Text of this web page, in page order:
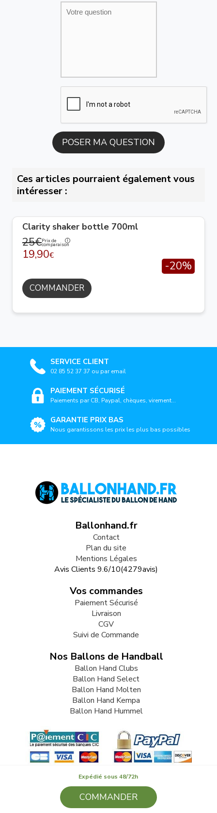
Expédié sous 48/72h
COMMANDER
Ces articles pourraient également vous
intéresser :
Clarity shaker bottle 700ml
25€Prix de
comparaison
19,90€
-20%
COMMANDER
SERVICE CLIENT
02 85 52 37 37 ou par email
PAIEMENT SÉCURISÉ
Paiements par CB, Paypal, chèques, virement...
GARANTIE PRIX BAS
Nous garantissons les prix les plus bas possibles
Ballonhand.fr
Contact
Plan du site
Mentions Légales
Avis Clients 9.6/10(4279avis)
Vos commandes
Paiement Sécurisé
Livraison
CGV
Suivi de Commande
Nos Ballons de Handball
Ballon Hand Clubs
Ballon Hand Select
Ballon Hand Molten
Ballon Hand Kempa
Ballon Hand Hummel
© 2009-2026 LB82. Tous droits réservés - ballonhand.fr - SARL
LB 82 - 13 Rue Louis Delage 44360 VIGNEUX DE BRETAGNE